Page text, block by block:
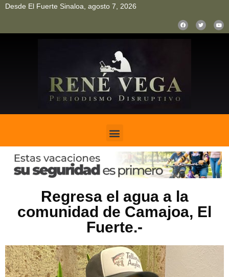
Desde El Fuerte Sinaloa, agosto 7, 2026
Regresa el agua a la
comunidad de Camajoa, El
Fuerte.-